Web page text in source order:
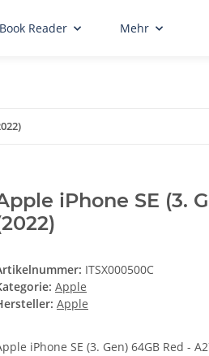
Reader Mehr
iPhone SE (3.
ITSX000500C
Apple
Apple
iPhone SE (3. Gen) 64GB Red -